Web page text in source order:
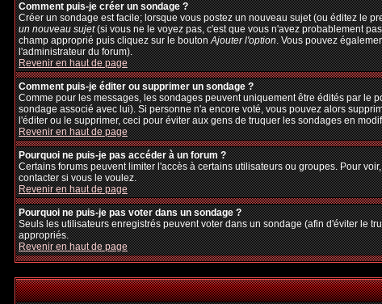
Comment puis-je créer un sondage ?
Créer un sondage est facile; lorsque vous postez un nouveau sujet (ou éditez le
un nouveau sujet(si vous ne le voyez pas, c'est que vous n'avez probablement
champ approprié puis cliquez sur le boutonAjouter l'option. Vous pouvez
l'administrateur du forum).
Revenir en haut de page
Comment puis-je éditer ou supprimer un sondage ?
Comme pour les messages, les sondages peuvent uniquement être édités par le
sondage associé avec lui). Si personne n'a encore voté, vous pouvez alors
l'éditer ou le supprimer, ceci pour éviter aux gens de truquer les sondages en
Revenir en haut de page
Pourquoi ne puis-je pas accéder à un forum ?
Certains forums peuvent limiter l'accès à certains utilisateurs ou groupes. Pour
contacter si vous le voulez.
Revenir en haut de page
Pourquoi ne puis-je pas voter dans un sondage ?
Seuls les utilisateurs enregistrés peuvent voter dans un sondage (afin d'éviter le
appropriés.
Revenir en haut de page